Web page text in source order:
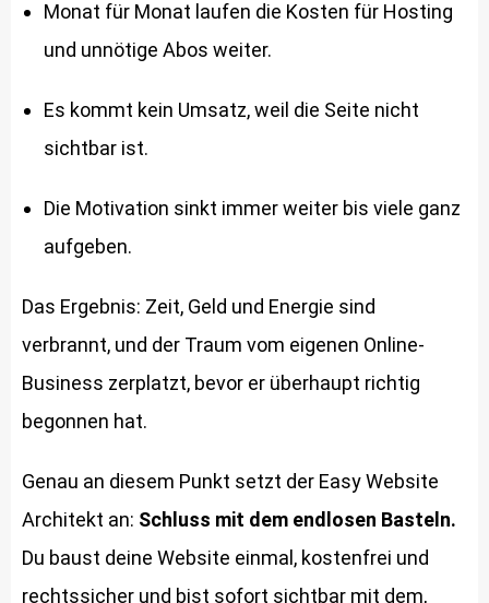
Monat für Monat laufen die Kosten für Hosting
und unnötige Abos weiter.
Es kommt kein Umsatz, weil die Seite nicht
sichtbar ist.
Die Motivation sinkt immer weiter bis viele ganz
aufgeben.
Das Ergebnis: Zeit, Geld und Energie sind
verbrannt, und der Traum vom eigenen Online-
Business zerplatzt, bevor er überhaupt richtig
begonnen hat.
Genau an diesem Punkt setzt der Easy Website
Architekt an: Schluss mit dem endlosen Basteln.
Du baust deine Website einmal, kostenfrei und
rechtssicher und bist sofort sichtbar mit dem,